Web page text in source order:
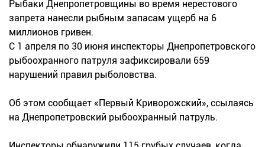
Рыбаки Днепропетровщины во время нерестового
запрета нанесли рыбным запасам ущерб на 6
миллионов гривен.
С 1 апреля по 30 июня инспекторы Днепропетровского
рыбоохранного патруля зафиксировали 659
нарушений правил рыболовства.
Об этом сообщает «Первый Криворожский», ссылаясь
на Днепропетровский рыбоохранный патруль.